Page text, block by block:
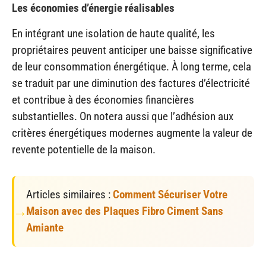
Les économies d’énergie réalisables
En intégrant une isolation de haute qualité, les
propriétaires peuvent anticiper une baisse significative
de leur consommation énergétique. À long terme, cela
se traduit par une diminution des factures d’électricité
et contribue à des économies financières
substantielles. On notera aussi que l’adhésion aux
critères énergétiques modernes augmente la valeur de
revente potentielle de la maison.
Articles similaires :Comment Sécuriser Votre
Maison avec des Plaques Fibro Ciment Sans
Amiante